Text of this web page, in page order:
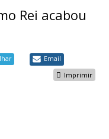
Rei acabou
Email
Imprimir